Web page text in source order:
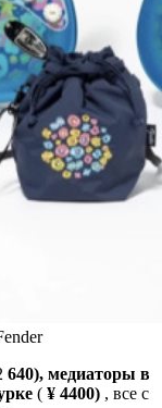
640), медиаторы в
( ¥ 4400) , все с